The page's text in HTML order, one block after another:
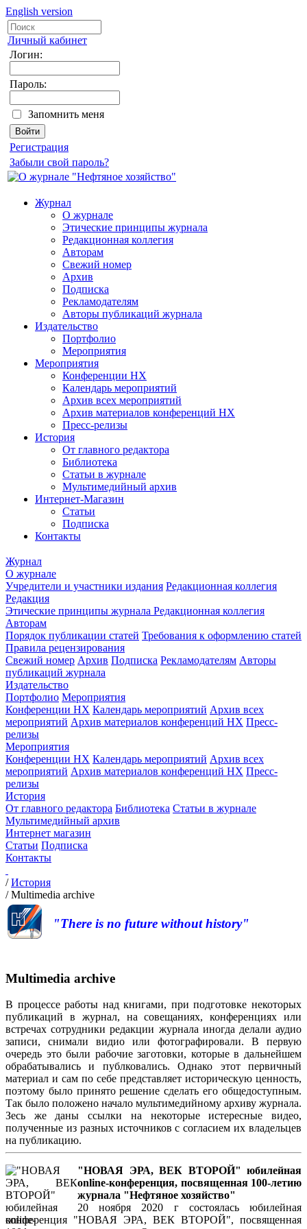
English version
Личный кабинет
Логин:
Пароль:
Запомнить меня
Регистрация
Забыли свой пароль?
Журнал
О журнале
Этические принципы журнала
Редакционная коллегия
Авторам
Свежий номер
Архив
Подписка
Рекламодателям
Авторы публикаций журнала
Издательство
Портфолио
Мероприятия
Мероприятия
Конференции НХ
Календарь мероприятий
Архив всех мероприятий
Архив материалов конференций НХ
Пресс-релизы
История
От главного редактора
Библиотека
Статьи в журнале
Мультимедийный архив
Интернет-Магазин
Статьи
Подписка
Контакты
Журнал
О журнале
Учредители и участники издания Редакционная коллегия
Редакция
Этические принципы журнала Редакционная коллегия
Авторам
Порядок публикации статей Требования к оформлению статей
Правила рецензирования
Свежий номер Архив Подписка Рекламодателям Авторы
публикаций журнала
Издательство
Портфолио Мероприятия
Конференции НХ Календарь мероприятий Архив всех
мероприятий Архив материалов конференций НХ Пресс-
релизы
Мероприятия
Конференции НХ Календарь мероприятий Архив всех
мероприятий Архив материалов конференций НХ Пресс-
релизы
История
От главного редактора Библиотека Статьи в журнале
Мультимедийный архив
Интернет магазин
Статьи Подписка
Контакты
/История
/Multimedia archive
"There is no future without history"
Multimedia archive
В процессе работы над книгами, при подготовке некоторых
публикаций в журнал, на совещаниях, конференциях или
встречах сотрудники редакции журнала иногда делали аудио
записи, снимали видио или фотографировали. В первую
очередь это были рабочие заготовки, которые в дальнейшем
обрабатывались и публковались. Однако этот первичный
материал и сам по себе представляет историческую ценность,
поэтому было принято решение сделать его общедоступным.
Так было положено начало мультимедийному архиву журнала.
Зесь же даны ссылки на некоторые истересные видео,
полученные из разных источников с согласием их владельцев
на публикацию.
"НОВАЯ ЭРА, ВЕК ВТОРОЙ" юбилейная
online-конференция, посвященная 100-летию
журнала "Нефтяное хозяйство"
20 ноября 2020 г состоялась юбилейная
конференция "НОВАЯ ЭРА, ВЕК ВТОРОЙ", посвященная